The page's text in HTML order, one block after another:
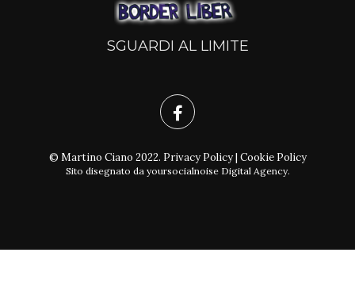
SGUARDI AL LIMITE
© Martino Ciano 2022. Privacy Policy| Cookie Policy
Sito disegnato da yoursocialnoise Digital Agency.